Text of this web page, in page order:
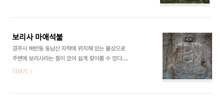
어져 나가 불상의 수인(모든 불보살과 제천선신의 깨
우리 사이를 잇는 산들과 계곡 전체를 아울러 남산이
라고 한다. 제일 높은 봉우리인 금오봉의 높이는
468m이고, 남북의 길이는 약 8㎞, 동서의 너비는
약 4㎞이다. 남산의 지세는 크게 동남산과 서남산
으로 나뉜다. 동남산 쪽은 가파르고 짧은 반면에, 서
산에는 각각 16개의 계곡이 있고, 남쪽의 2개와 합하
보리사 마애석불
경주시 배반동 동남산 자락에 위치해 있는 불상으로
주변에 보리사라는 절이 있어 쉽게 찾아볼 수 있다.
불상의 높이는 1.1m정도이다. 바위면 안쪽으로 경사
더보기